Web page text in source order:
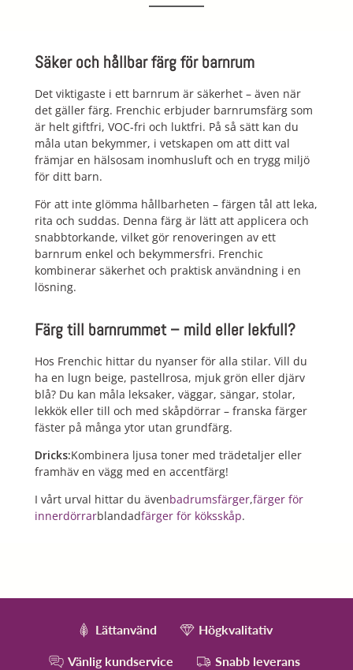
Säker och hållbar färg för barnrum
Det viktigaste i ett barnrum är säkerhet – även när
det gäller färg. Frenchic erbjuder barnrumsfärg som
är helt giftfri, VOC-fri och luktfri. På så sätt kan du
måla utan bekymmer, i vetskapen om att ditt val
främjar en hälsosam inomhusluft och en trygg miljö
för ditt barn.
För att inte glömma hållbarheten – färgen tål att leka,
rita och suddas. Denna färg är lätt att applicera och
snabbtorkande, vilket gör renoveringen av ett
barnrum enkel och bekymmersfri. Frenchic
kombinerar säkerhet och praktisk användning i en
lösning.
Färg till barnrummet – mild eller lekfull?
Hos Frenchic hittar du nyanser för alla stilar. Vill du
ha en lugn beige, pastellrosa, mjuk grön eller djärv
blå? Du kan måla leksaker, väggar, sängar, stolar,
lekkök eller till och med skåpdörrar – franska färger
fäster på många ytor utan grundfärg.
Dricks:Kombinera ljusa toner med trädetaljer eller
framhäv en vägg med en accentfärg!
I vårt urval hittar du ävenbadrumsfärger,färger för
innerdörrarblandadfärger för köksskåp.
Lättanvänd Högkvalitativ
Vänlig kundservice Snabb leverans